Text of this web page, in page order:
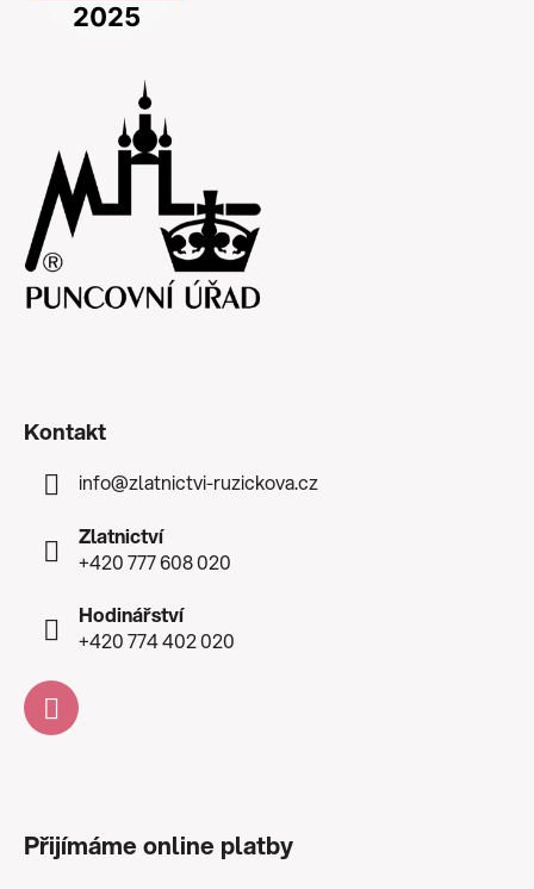
Kontakt
info@zlatnictvi-ruzickova.cz
Zlatnictví
+420 777 608 020
Hodinářství
+420 774 402 020
Přijímáme online platby